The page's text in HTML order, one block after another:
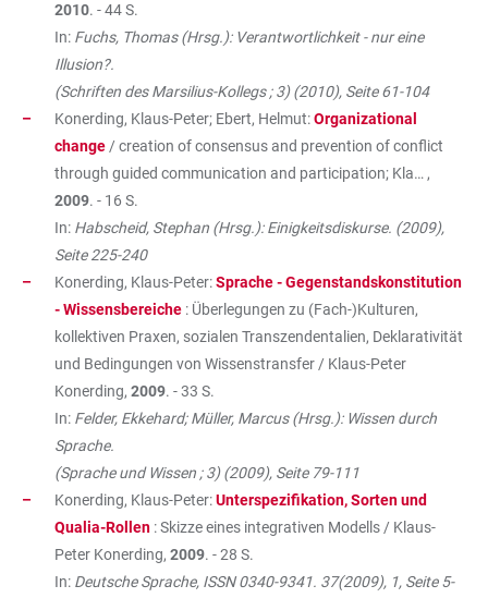
2010. - 44 S.
In: Fuchs, Thomas (Hrsg.): Verantwortlichkeit - nur eine
Illusion?.
(Schriften des Marsilius-Kollegs ; 3) (2010), Seite 61-104
Konerding, Klaus-Peter; Ebert, Helmut:Organizational
change / creation of consensus and prevention of conflict
through guided communication and participation; Kla… ,
2009. - 16 S.
In: Habscheid, Stephan (Hrsg.): Einigkeitsdiskurse. (2009),
Seite 225-240
Konerding, Klaus-Peter:Sprache - Gegenstandskonstitution
- Wissensbereiche : Überlegungen zu (Fach-)Kulturen,
kollektiven Praxen, sozialen Transzendentalien, Deklarativität
und Bedingungen von Wissenstransfer / Klaus-Peter
Konerding, 2009. - 33 S.
In: Felder, Ekkehard; Müller, Marcus (Hrsg.): Wissen durch
Sprache.
(Sprache und Wissen ; 3) (2009), Seite 79-111
Konerding, Klaus-Peter:Unterspezifikation, Sorten und
Qualia-Rollen : Skizze eines integrativen Modells / Klaus-
Peter Konerding, 2009. - 28 S.
In: Deutsche Sprache, ISSN 0340-9341. 37(2009), 1, Seite 5-